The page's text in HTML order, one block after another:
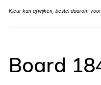
Kleur kan afwijken, bestel daarom
Board